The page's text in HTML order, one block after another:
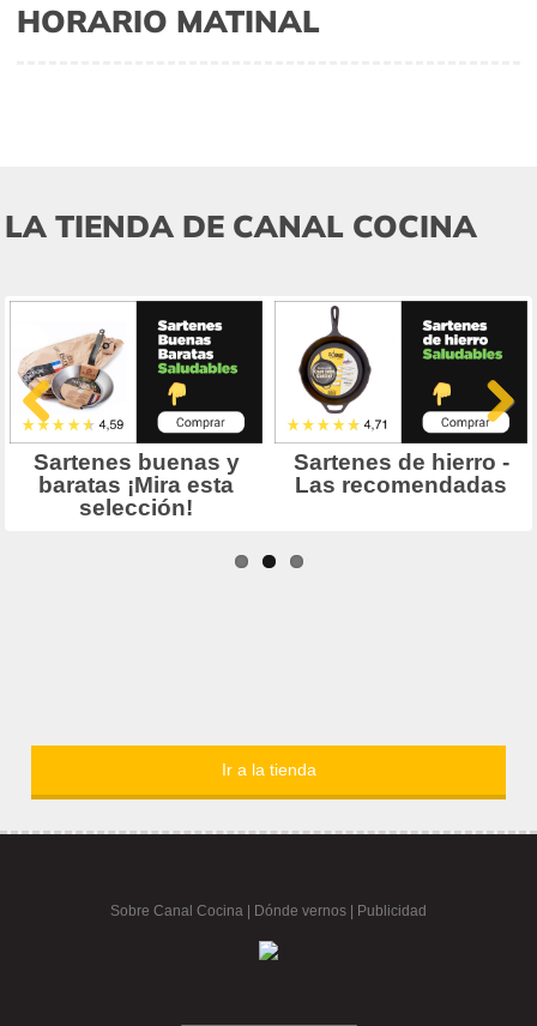
HORARIO MATINAL
LA TIENDA DE CANAL COCINA
Ir a la tienda
Sobre Canal Cocina Dónde vernos | Publicidad